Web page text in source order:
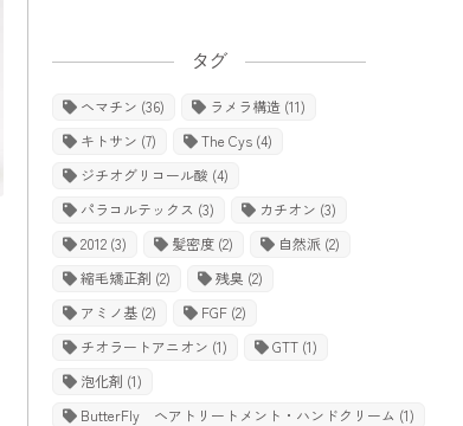
タグ
ヘマチン (36) ラメラ構造 (11)
キトサン (7) The Cys (4)
ジチオグリコール酸 (4)
パラコルテックス (3) カチオン (3)
2012 (3) 髪密度 (2) 自然派 (2)
縮毛矯正剤 (2) 残臭 (2)
アミノ基 (2) FGF (2)
チオラートアニオン (1) GTT (1)
泡化剤 (1)
ButterFly ヘアトリートメント・ハンドクリーム (1)